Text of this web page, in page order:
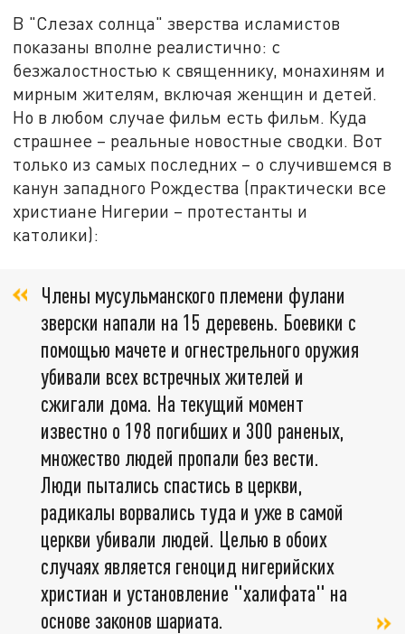
В "Слезах солнца" зверства исламистов
показаны вполне реалистично: с
безжалостностью к священнику, монахиням и
мирным жителям, включая женщин и детей.
Но в любом случае фильм есть фильм. Куда
страшнее – реальные новостные сводки. Вот
только из самых последних – о случившемся в
канун западного Рождества (практически все
христиане Нигерии – протестанты и
католики):
Члены мусульманского племени фулани
зверски напали на 15 деревень. Боевики c
помощью мачете и огнестрельного оружия
убивали всех встречных жителей и
сжигали дома. На текущий момент
известно о 198 погибших и 300 раненых,
множество людей пропали без вести.
Люди пытались спастись в церкви,
радикалы ворвались туда и уже в самой
церкви убивали людей. Целью в обоих
случаях является геноцид нигерийских
христиан и установление "халифата" на
основе законов шариата.